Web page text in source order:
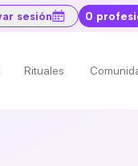
sesión 0
Rituales